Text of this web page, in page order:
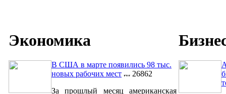
Экономика
В США в марте появились 98 тыс.
новых рабочих мест
26862
За прошлый месяц американская